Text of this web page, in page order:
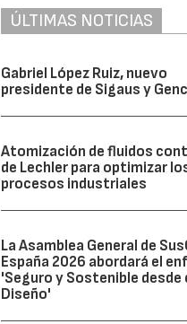
ÚLTIMAS NOTICIAS
Gabriel López Ruiz, nuevo
presidente de Sigaus y
Atomización de fluidos
de Lechler para optimizar
procesos industriales
La Asamblea General de
España 2026 abordará el
'Seguro y Sostenible desde
Diseño'